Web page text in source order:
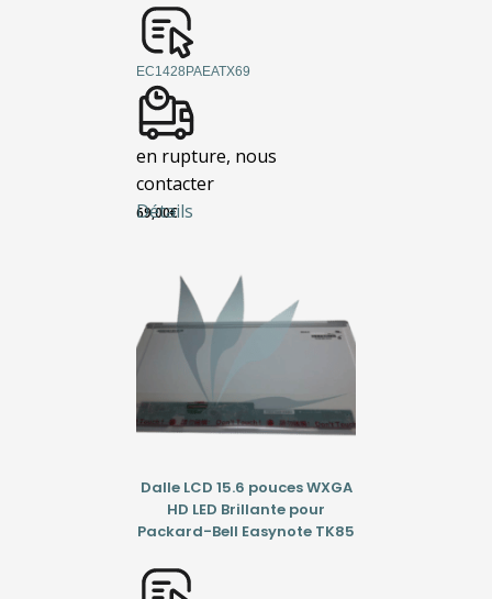
Détails
EC1428PAEATX69
en rupture, nous
contacter
69,00€
Dalle LCD 15.6 pouces WXGA
HD LED Brillante pour
Packard-Bell Easynote TK85